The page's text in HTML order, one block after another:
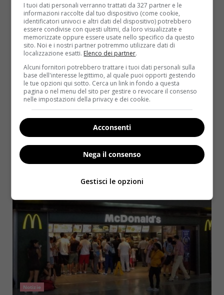
Notizie
Allarme scabbia tra i migranti: altri 5 casi e
cure completamente inefficaci
Redazione 16 Agosto 2016
contagio preoccupa sempre. Per questo il
susseguirsi dei...
Read More
Notizie
I tuoi dati personali verranno trattati da 327 partner e le
informazioni raccolte dal tuo dispositivo (come cookie,
identificatori univoci e altri dati del dispositivo) potrebbero
essere condivise con questi ultimi, da loro visualizzate e
memorizzate oppure essere usate nello specifico da questo
sito. Noi e i nostri partner potremmo utilizzare dati di
localizzazione esatti. Elenco dei partner.
Alcuni fornitori potrebbero trattare i tuoi dati personali sulla
base dell'interesse legittimo, al quale puoi opporti gestendo
le tue opzioni qui sotto. Cerca un link in fondo a questa
pagina o nel menu del sito per gestire o revocare il consenso
nelle impostazioni della privacy e dei cookie.
Acconsenti
Nega il consenso
Gestisci le opzioni